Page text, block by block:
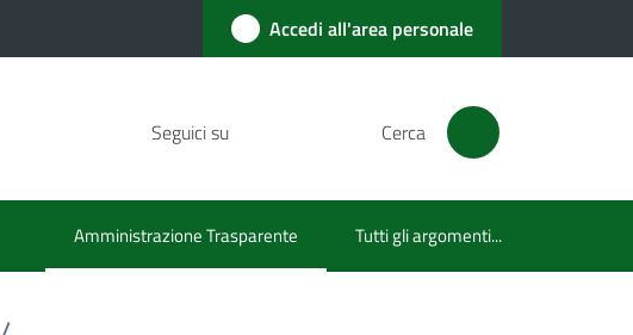
Accedi all'area personale
Seguici su Cerca
Amministrazione Trasparente
Menu selezionato Tutti gli argomenti...